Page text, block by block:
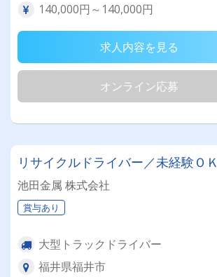
140,000円～140,000円
求人内容を見る
オンライン応募
リサイクルドライバー／未経験ＯＫ
池田金属 株式会社
賞与あり
大型トラックドライバー
福井県福井市